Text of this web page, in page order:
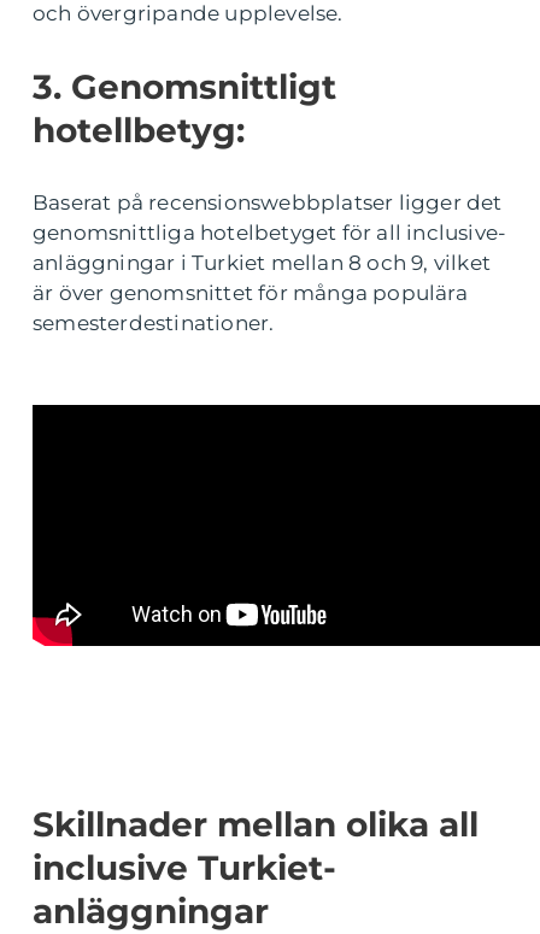
och övergripande upplevelse.
3. Genomsnittligt
hotellbetyg:
Baserat på recensionswebbplatser ligger det
genomsnittliga hotelbetyget för all inclusive-
anläggningar i Turkiet mellan 8 och 9, vilket
är över genomsnittet för många populära
semesterdestinationer.
Skillnader mellan olika all
inclusive Turkiet-
anläggningar